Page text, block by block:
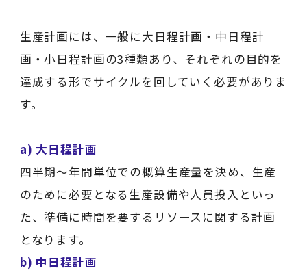
生産計画には、一般に大日程計画・中日程計
画・小日程計画の3種類あり、それぞれの目的を
達成する形でサイクルを回していく必要がありま
す。
a) 大日程計画
四半期～年間単位での概算生産量を決め、生産
のために必要となる生産設備や人員投入といっ
た、準備に時間を要するリソースに関する計画
となります。
b) 中日程計画